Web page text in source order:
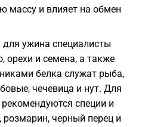
массу и влияет на обмен
ужина специалисты
орехи и семена, а также
белка служат рыба,
чечевица и нут. Для
специи и
розмарин, черный перец и